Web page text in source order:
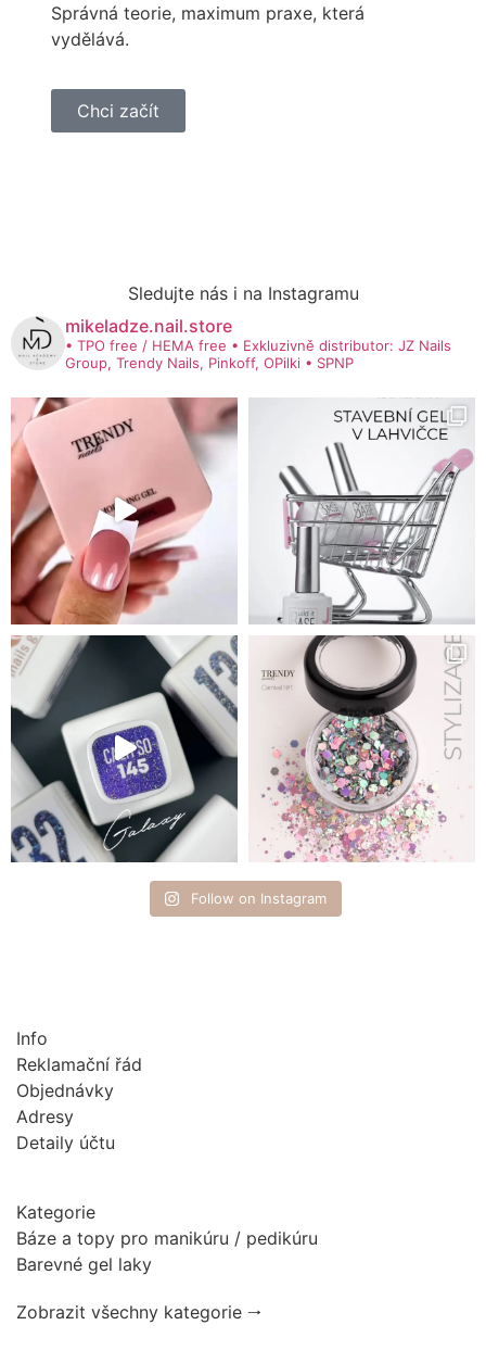
Správná teorie, maximum praxe, která
vydělává.
Chci začít
Sledujte nás i na Instagramu
mikeladze.nail.store
• TPO free / HEMA free • Exkluzivně distributor: JZ Nails
Group, Trendy Nails, Pinkoff, OPilki • SPNP
Follow on Instagram
Info
Reklamační řád
Objednávky
Adresy
Detaily účtu
Kategorie
Báze a topy pro manikúru / pedikúru
Barevné gel laky
Zobrazit všechny kategorie 🠂